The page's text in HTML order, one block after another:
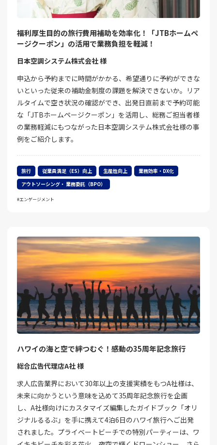
福利厚生目的の旅行費用補助を効率化！「JTBホームペ
ージクーポン」の活用で業務負担を軽減！
日本空調システム株式会社 様
申込から予約までに時間がかかる、希望通りに予約ができな
いといった従来の補助金制度の課題を解決できないか。リア
ルタイムで空き状況の確認ができ、出発日直前まで予約可能
な「JTBホームページクーポン」を活用し、総務ご担当者様
の業務軽減にもつながった日本空調システム株式会社様の事
例をご紹介します。
旅行 従業員満足（ES）向上 生産性向上
業務効率・DX化
アウトソーシング・ 業務委託（BPO）
エンゲージメント
ハワイの海と空で絆つむぐ！感動の35周年記念旅行
総合広告代理店A社 様
求人広告業界において30年以上の支援実績をもつA社様は、
未来に向かうという意味を込めて35周年記念旅行を企画
し、A社様向けにカスタマイズ編集したガイドブック「オリ
ジナルるるぶ」を手に携えて4泊6日のハワイ旅行へご出発
されました。プライベートビーチでの特別パーティーは、ワ